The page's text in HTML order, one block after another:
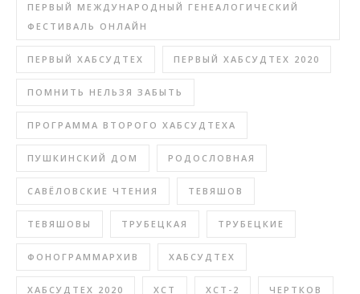
ПЕРВЫЙ МЕЖДУНАРОДНЫЙ ГЕНЕАЛОГИЧЕСКИЙ
ФЕСТИВАЛЬ ОНЛАЙН
ПЕРВЫЙ ХАБСУДТЕХ ПЕРВЫЙ ХАБСУДТЕХ 2020
ПОМНИТЬ НЕЛЬЗЯ ЗАБЫТЬ
ПРОГРАММА ВТОРОГО ХАБСУДТЕХА
ПУШКИНСКИЙ ДОМ РОДОСЛОВНАЯ
САВЁЛОВСКИЕ ЧТЕНИЯ ТЕВЯШОВ
ТЕВЯШОВЫ ТРУБЕЦКАЯ ТРУБЕЦКИЕ
ФОНОГРАММАРХИВ ХАБСУДТЕХ
ХАБСУДТЕХ 2020 ХСТ ХСТ-2 ЧЕРТКОВ